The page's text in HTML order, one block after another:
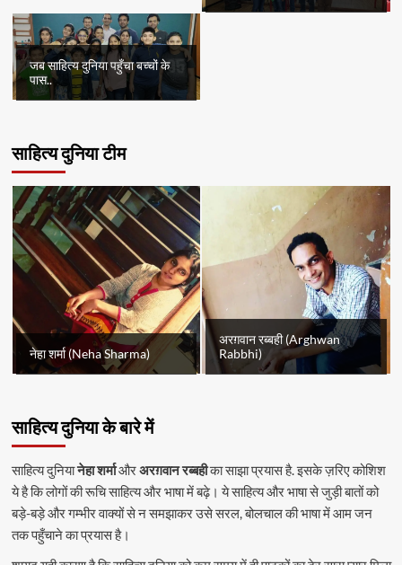
जब साहित्य दुनिया पहुँचा बच्चों के
पास..
साहित्य दुनिया टीम
नेहा शर्मा (Neha Sharma)
अरग़वान रब्बही (Arghwan
Rabbhi)
साहित्य दुनिया के बारे में
साहित्य दुनियानेहा शर्माऔरअरग़वान रब्बहीका साझा प्रयास है. इसके ज़रिए कोशिश
ये है कि लोगों की रूचि साहित्य और भाषा में बढ़े। ये साहित्य और भाषा से जुड़ी बातों को
बड़े-बड़े और गम्भीर वाक्यों से न समझाकर उसे सरल, बोलचाल की भाषा में आम जन
तक पहुँचाने का प्रयास है।